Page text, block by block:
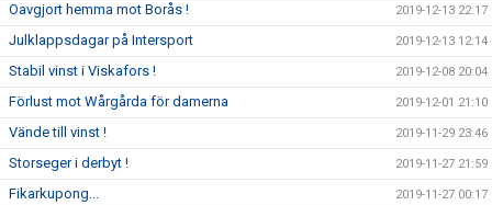
Oavgjort hemma mot Borås ! 2019-12-13 22:17
Julklappsdagar på Intersport 2019-12-13 12:14
Stabil vinst i Viskafors ! 2019-12-08 20:04
Förlust mot Wårgårda för damerna 2019-12-01 21:10
Vände till vinst ! 2019-11-29 23:46
Storseger i derbyt ! 2019-11-27 21:59
Fikarkupong... 2019-11-27 00:17